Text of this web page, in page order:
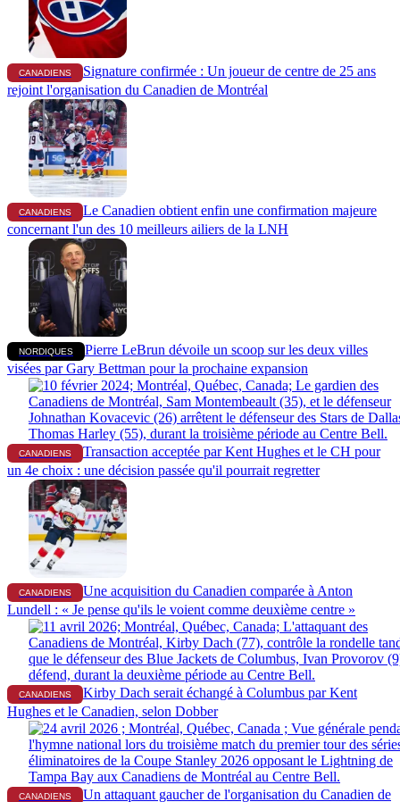
CANADIENS
Signature confirmée : Un joueur de centre de 25 ans
rejoint l'organisation du Canadien de Montréal
CANADIENS
Le Canadien obtient enfin une confirmation majeure
concernant l'un des 10 meilleurs ailiers de la LNH
NORDIQUES
Pierre LeBrun dévoile un scoop sur les deux villes
visées par Gary Bettman pour la prochaine expansion
CANADIENS
Transaction acceptée par Kent Hughes et le CH pour
un 4e choix : une décision passée qu'il pourrait regretter
CANADIENS
Une acquisition du Canadien comparée à Anton
Lundell : « Je pense qu'ils le voient comme deuxième centre »
CANADIENS
Kirby Dach serait échangé à Columbus par Kent
Hughes et le Canadien, selon Dobber
CANADIENS Un attaquant gaucher de l'organisation du Canadien de